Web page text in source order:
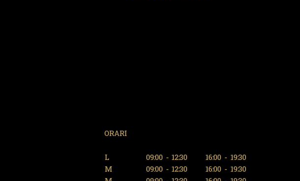
ORARI
L 09:00 - 12:30 16:00 - 19:30
M
09:00 - 12:30 16:00 - 19:30